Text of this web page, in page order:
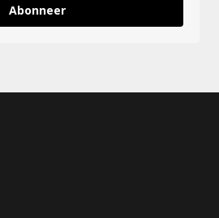
Abonneer